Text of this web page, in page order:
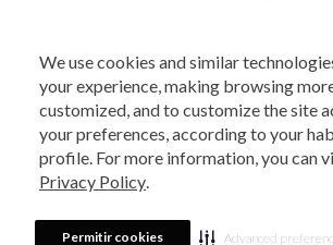
We use cookies and similar
your experience, making browsing
customized, and to customize the site
your preferences, according to your
profile. For more information, you can
Privacy Policy.
Permitir cookies Advanced
2025 - Veste S.A Estilo. Todos os direitos reservados
se no direito de corrigir ou alterar informações
880 5520.Horário de Atendimento:
Sábados das 8h às 14h, exceto feriados. Veste S.A